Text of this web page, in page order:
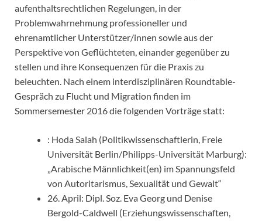
aufenthaltsrechtlichen Regelungen, in der
Problemwahrnehmung professioneller und
ehrenamtlicher Unterstützer/innen sowie aus der
Perspektive von Geflüchteten, einander gegenüber zu
stellen und ihre Konsequenzen für die Praxis zu
beleuchten. Nach einem interdisziplinären Roundtable-
Gespräch zu Flucht und Migration finden im
Sommersemester 2016 die folgenden Vorträge statt:
: Hoda Salah (Politikwissenschaftlerin, Freie
Universität Berlin/Philipps-Universität Marburg):
„Arabische Männlichkeit(en) im Spannungsfeld
von Autoritarismus, Sexualität und Gewalt“
26. April: Dipl. Soz. Eva Georg und Denise
Bergold-Caldwell (Erziehungswissenschaften,